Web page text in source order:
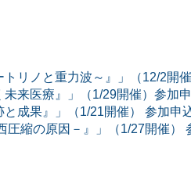
リノと重力波～』」（12/2開
来医療』」（1/29開催）参加
成果』」（1/21開催） 参加申
縮の原因－』」（1/27開催）